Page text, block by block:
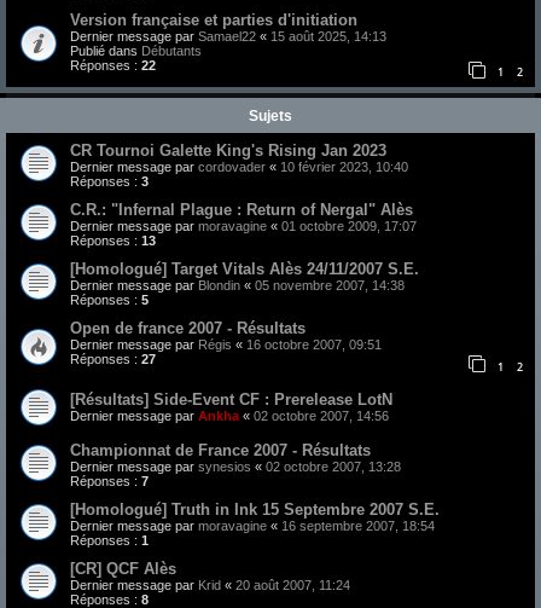
Version française et parties d'initiation
Dernier message par Samael22 « 15 août 2025, 14:13
Publié dans Débutants
Réponses : 22 1 2
Sujets
CR Tournoi Galette King's Rising Jan 2023
Dernier message par cordovader « 10 février 2023, 10:40
Réponses : 3
C.R.: "Infernal Plague : Return of Nergal" Alès
Dernier message par moravagine « 01 octobre 2009, 17:07
Réponses : 13
[Homologué] Target Vitals Alès 24/11/2007 S.E.
Dernier message par Blondin « 05 novembre 2007, 14:38
Réponses : 5
Open de france 2007 - Résultats
Dernier message par Régis « 16 octobre 2007, 09:51
Réponses : 27 1 2
[Résultats] Side-Event CF : Prerelease LotN
Dernier message par Ankha « 02 octobre 2007, 14:56
Championnat de France 2007 - Résultats
Dernier message par synesios « 02 octobre 2007, 13:28
Réponses : 7
[Homologué] Truth in Ink 15 Septembre 2007 S.E.
Dernier message par moravagine « 16 septembre 2007, 18:54
Réponses : 1
[CR] QCF Alès
Dernier message par Krid « 20 août 2007, 11:24
Réponses : 8